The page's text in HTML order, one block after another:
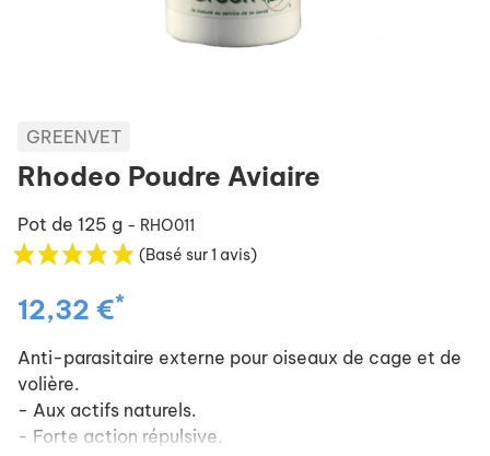
GREENVET
Rhodeo Poudre Aviaire
Pot de 125 g - RHO011
(Basé sur 1 avis)
12,32 €*
Anti-parasitaire externe pour oiseaux de cage et de
volière.
- Aux actifs naturels.
- Forte action répulsive.